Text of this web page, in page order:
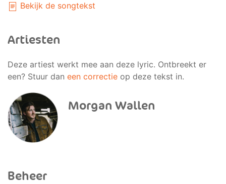
Bekijk de songtekst
Artiesten
Deze artiest werkt mee aan deze lyric. Ontbreekt er
een? Stuur dan een correctie op deze tekst in.
Morgan Wallen
Beheer